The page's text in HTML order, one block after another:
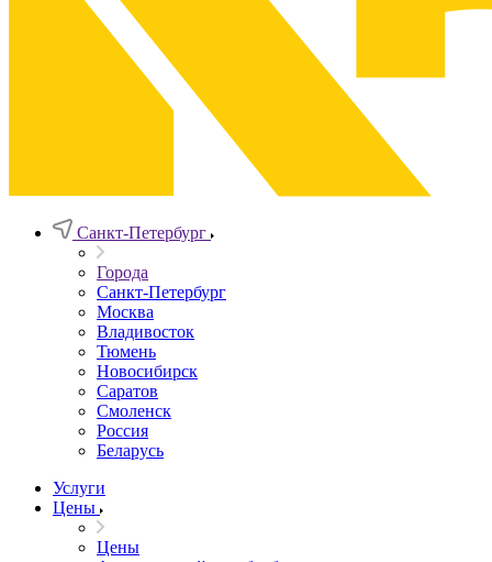
Санкт-Петербург
Города
Санкт-Петербург
Москва
Владивосток
Тюмень
Новосибирск
Саратов
Смоленск
Россия
Беларусь
Услуги
Цены
Цены